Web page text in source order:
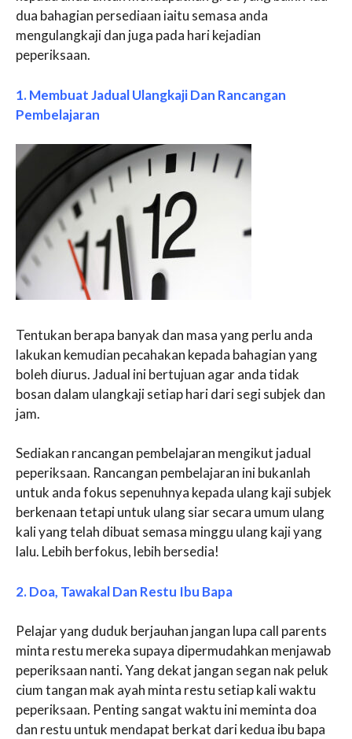
dua bahagian persediaan iaitu semasa anda
mengulangkaji dan juga pada hari kejadian
peperiksaan.
1. Membuat Jadual Ulangkaji Dan Rancangan
Pembelajaran
Tentukan berapa banyak dan masa yang perlu anda
lakukan kemudian pecahakan kepada bahagian yang
boleh diurus. Jadual ini bertujuan agar anda tidak
bosan dalam ulangkaji setiap hari dari segi subjek dan
jam.
Sediakan rancangan pembelajaran mengikut jadual
peperiksaan. Rancangan pembelajaran ini bukanlah
untuk anda fokus sepenuhnya kepada ulang kaji subjek
berkenaan tetapi untuk ulang siar secara umum ulang
kali yang telah dibuat semasa minggu ulang kaji yang
lalu. Lebih berfokus, lebih bersedia!
2. Doa, Tawakal Dan Restu Ibu Bapa
Pelajar yang duduk berjauhan jangan lupa call parents
minta restu mereka supaya dipermudahkan menjawab
peperiksaan nanti.Yang dekat jangan segan nak peluk
cium tangan mak ayah minta restu setiap kali waktu
peperiksaan. Penting sangat waktu ini meminta doa
dan restu untuk mendapat berkat dari kedua ibu bapa